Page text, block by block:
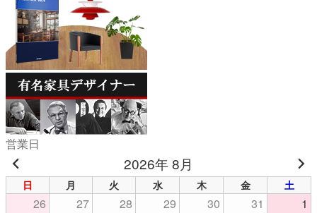
営業日
2026年 8月
日 月 火 水 木 金 土
26 27 28 29 30 31 1